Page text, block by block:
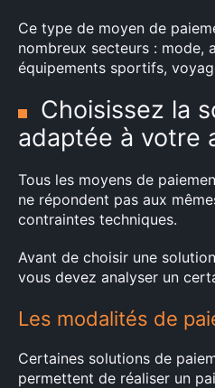
Ce type de moyen de
nombreux secteurs : mode,
équipements sportifs,
Choisissez la
adaptée à votre
Tous les moyens de
ne répondent pas aux
contraintes techniques.
Avant de choisir une
vous devez analyser un
Les modalités de
Certaines solutions de
permettent de réaliser un